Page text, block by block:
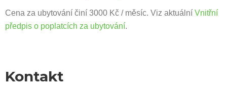
Cena za ubytování činí 3000 Kč / měsíc. Viz aktuální Vnitřní
předpis o poplatcích za ubytování.
Kontakt